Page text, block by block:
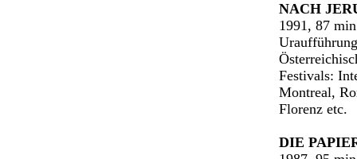
NACH
1991, 87 min
Festivals:
Montreal,
Florenz etc.
DIE